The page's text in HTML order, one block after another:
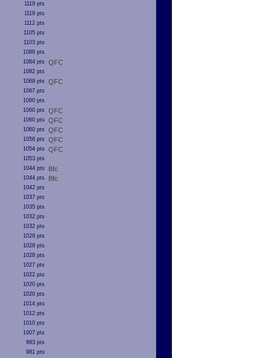
1119 pts
1119 pts
1112 pts
1105 pts
1103 pts
1099 pts
1084 pts
QFC
1082 pts
1069 pts
QFC
1067 pts
1060 pts
1060 pts
QFC
1060 pts
QFC
1060 pts
QFC
1056 pts
QFC
1054 pts
QFC
1053 pts
1044 pts
Bfc
1044 pts
Bfc
1042 pts
1037 pts
1035 pts
1032 pts
1032 pts
1029 pts
1028 pts
1028 pts
1027 pts
1022 pts
1020 pts
1020 pts
1014 pts
1012 pts
1010 pts
1007 pts
993 pts
981 pts